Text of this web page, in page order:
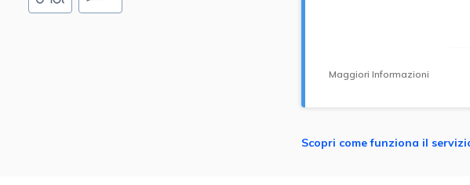
Maggiori Informazioni
Scopri come funziona il